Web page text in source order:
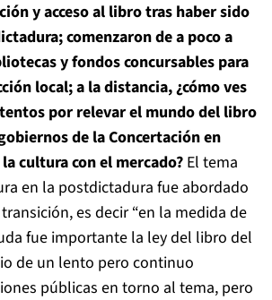
y acceso al libro tras haber sido
comenzaron de a poco a
y fondos concursables para
local; a la distancia, ¿cómo ves
por relevar el mundo del libro
de la Concertación en
cultura con el mercado? El tema
en la postdictadura fue abordado
es decir “en la medida de
fue importante la ley del libro del
de un lento pero continuo
públicas en torno al tema, pero